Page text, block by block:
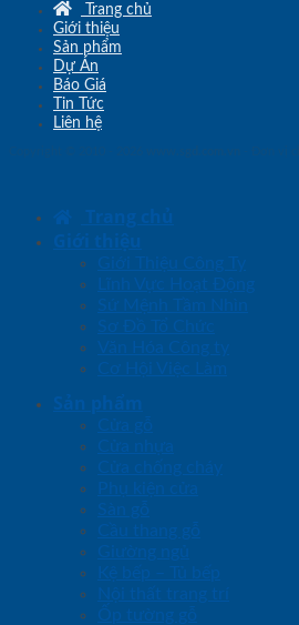
Trang chủ
Giới thiệu
Sản phẩm
Dự Án
Báo Giá
Tin Tức
Liên hệ
Trang chủ
Giới thiệu
Giới Thiệu Công Ty
Lĩnh Vực Hoạt Động
Sứ Mệnh Tầm Nhìn
Sơ Đồ Tổ Chức
Văn Hóa Công ty
Cơ Hội Việc Làm
Sản phẩm
Cửa gỗ
Cửa nhựa
Cửa chống cháy
Phụ kiện cửa
Sàn gỗ
Cầu thang gỗ
Giường ngủ
Kệ bếp – Tủ bếp
Nội thất trang trí
Ốp tường gỗ